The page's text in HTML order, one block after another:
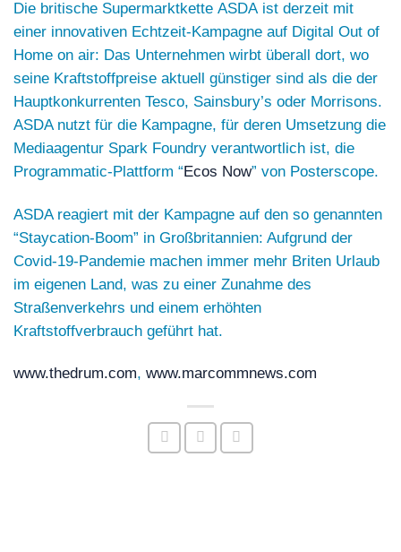
Die britische Supermarktkette ASDAist derzeit mit
einer innovativen Echtzeit-Kampagne auf Digital Out of
Home on air: Das Unternehmen wirbt überall dort, wo
seine Kraftstoffpreise aktuell günstiger sind als die der
Hauptkonkurrenten Tesco, Sainsbury’s oder Morrisons.
ASDA nutzt für die Kampagne, für deren Umsetzung die
Mediaagentur Spark Foundry verantwortlich ist, die
Programmatic-Plattform “Ecos Now” von Posterscope.
ASDA reagiert mit der Kampagne auf den so genannten
“Staycation-Boom” in Großbritannien: Aufgrund der
Covid-19-Pandemie machen immer mehr Briten Urlaub
im eigenen Land, was zu einer Zunahme des
Straßenverkehrs und einem erhöhten
Kraftstoffverbrauch geführt hat.
www.thedrum.com, www.marcommnews.com